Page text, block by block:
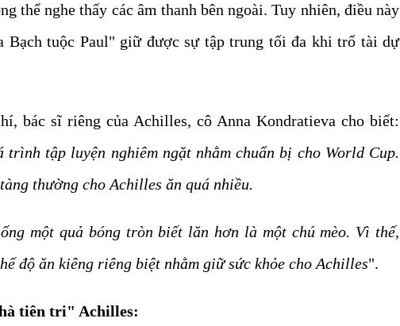
thể nghe thấy các âm thanh bên ngoài. Tuy nhiên, điều này
Bạch tuộc Paul" giữ được sự tập trung tối đa khi trổ tài dự
bác sĩ riêng của Achilles, cô Anna Kondratieva cho biết:
trình tập luyện nghiêm ngặt nhằm chuẩn bị cho World Cup.
thường cho Achilles ăn quá nhiều.
một quả bóng tròn biết lăn hơn là một chú mèo. Vì thế,
độ ăn kiêng riêng biệt nhằm giữ sức khỏe cho Achilles".
tiên tri" Achilles: